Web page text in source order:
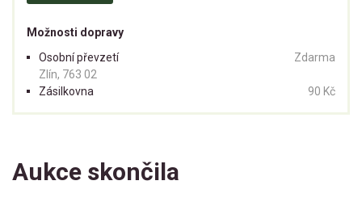
Možnosti dopravy
Osobní převzetí
Zlín, 763 02
Zdarma
Zásilkovna 90 Kč
Aukce skončila